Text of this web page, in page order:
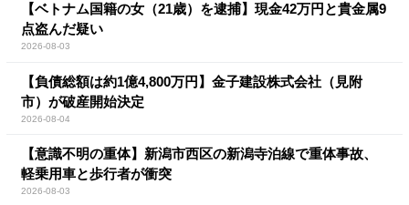
【ベトナム国籍の女（21歳）を逮捕】現金42万円と貴金属9
点盗んだ疑い
2026-08-03
【負債総額は約1億4,800万円】金子建設株式会社（見附
市）が破産開始決定
2026-08-04
【意識不明の重体】新潟市西区の新潟寺泊線で重体事故、
軽乗用車と歩行者が衝突
2026-08-03